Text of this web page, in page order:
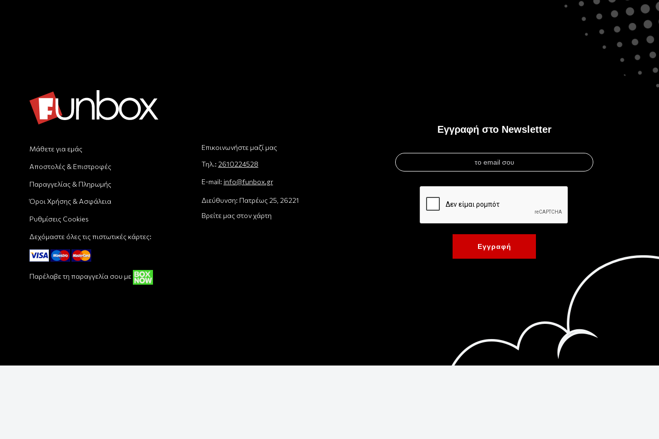
Μάθετε για εμάς
Αποστολές & Επιστροφές
Παραγγελίας & Πληρωμής
Όροι Χρήσης & Ασφάλεια
Ρυθμίσεις Cookies
Επικοινωνήστε μαζί μας
Τηλ.: 2610224528
E-mail: info@funbox.gr
Διεύθυνση: Πατρέως 25, 26221
Βρείτε μας στον χάρτη
Δεχόμαστε όλες τις πιστωτικές κάρτες:
Παρέλαβε τη παραγγελία σου με
Εγγραφή στο Newsletter
Εγγραφή